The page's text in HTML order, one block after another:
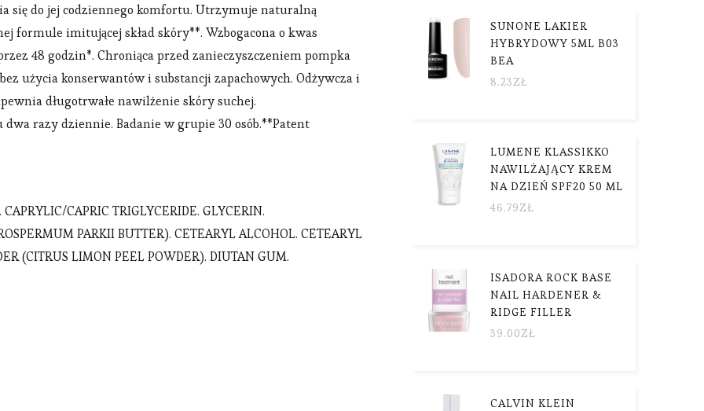
się do jej codziennego komfortu. Utrzymuje naturalną
formule imitującej skład skóry**. Wzbogacona o kwas
48 godzin*. Chroniąca przed zanieczyszczeniem pompka
użycia konserwantów i substancji zapachowych. Odżywcza i
długotrwałe nawilżenie skóry suchej.
razy dziennie. Badanie w grupie 30 osób.**Patent
CAPRIC TRIGLYCERIDE. GLYCERIN.
PARKII BUTTER). CETEARYL ALCOHOL. CETEARYL
(CITRUS LIMON PEEL POWDER). DIUTAN GUM.
SUNONE LAKIER
HYBRYDOWY 5ML B03
BEA
8.23ZŁ
LUMENE KLASSIKKO
NAWILŻAJĄCY KREM
NA DZIEŃ SPF20 50 ML
46.79ZŁ
ISADORA ROCK BASE
NAIL HARDENER &
RIDGE FILLER
39.00ZŁ
CALVIN KLEIN